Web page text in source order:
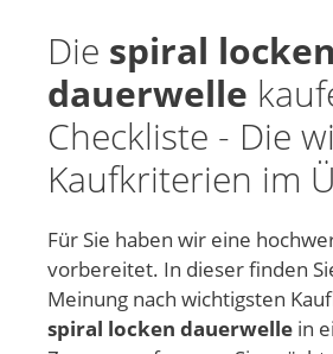
Die spiral locken
dauerwelle
Checkliste - Die
Kaufkriterien im
Für Sie haben wir eine
vorbereitet. In dieser finden
Meinung nach wichtigsten
spiral locken dauerwelle in